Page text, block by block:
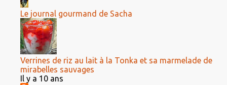
Le journal gourmand de Sacha
Verrines de riz au lait à la Tonka et sa marmelade de
mirabelles sauvages
Il y a 10 ans